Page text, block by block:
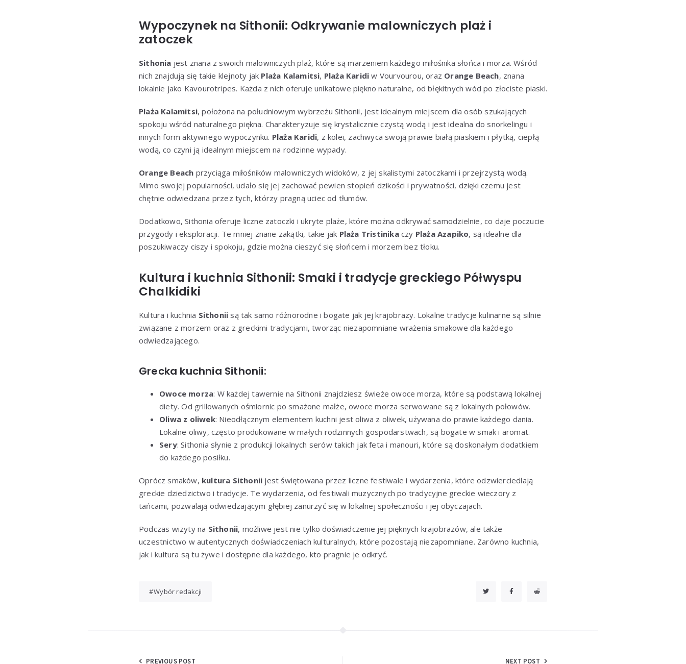
Wypoczynek na Sithonii: Odkrywanie malowniczych plaż i
zatoczek
Sithonia jest znana z swoich malowniczych plaż, które są marzeniem każdego miłośnika słońca i morza. Wśród
nich znajdują się takie klejnoty jak Plaża Kalamitsi, Plaża Karidi w Vourvourou, oraz Orange Beach, znana
lokalnie jako Kavourotripes. Każda z nich oferuje unikatowe piękno naturalne, od błękitnych wód po złociste piaski.
Plaża Kalamitsi, położona na południowym wybrzeżu Sithonii, jest idealnym miejscem dla osób szukających
spokoju wśród naturalnego piękna. Charakteryzuje się krystalicznie czystą wodą i jest idealna do snorkelingu i
innych form aktywnego wypoczynku. Plaża Karidi, z kolei, zachwyca swoją prawie białą piaskiem i płytką, ciepłą
wodą, co czyni ją idealnym miejscem na rodzinne wypady.
Orange Beach przyciąga miłośników malowniczych widoków, z jej skalistymi zatoczkami i przejrzystą wodą.
Mimo swojej popularności, udało się jej zachować pewien stopień dzikości i prywatności, dzięki czemu jest
chętnie odwiedzana przez tych, którzy pragną uciec od tłumów.
Dodatkowo, Sithonia oferuje liczne zatoczki i ukryte plaże, które można odkrywać samodzielnie, co daje poczucie
przygody i eksploracji. Te mniej znane zakątki, takie jak Plaża Tristinikaczy Plaża Azapiko, są idealne dla
poszukiwaczy ciszy i spokoju, gdzie można cieszyć się słońcem i morzem bez tłoku.
Kultura i kuchnia Sithonii: Smaki i tradycje greckiego Półwyspu
Chalkidiki
Kultura i kuchnia Sithonii są tak samo różnorodne i bogate jak jej krajobrazy. Lokalne tradycje kulinarne są silnie
związane z morzem oraz z greckimi tradycjami, tworząc niezapomniane wrażenia smakowe dla każdego
odwiedzającego.
Grecka kuchnia Sithonii:
Owoce morza: W każdej tawernie na Sithonii znajdziesz świeże owoce morza, które są podstawą lokalnej
diety. Od grillowanych ośmiornic po smażone małże, owoce morza serwowane są z lokalnych połowów.
Oliwa z oliwek: Nieodłącznym elementem kuchni jest oliwa z oliwek, używana do prawie każdego dania.
Lokalne oliwy, często produkowane w małych rodzinnych gospodarstwach, są bogate w smak i aromat.
Sery: Sithonia słynie z produkcji lokalnych serów takich jak feta i manouri, które są doskonałym dodatkiem
do każdego posiłku.
Oprócz smaków, kultura Sithonii jest świętowana przez liczne festiwale i wydarzenia, które odzwierciedlają
greckie dziedzictwo i tradycje. Te wydarzenia, od festiwali muzycznych po tradycyjne greckie wieczory z
tańcami, pozwalają odwiedzającym głębiej zanurzyć się w lokalnej społeczności i jej obyczajach.
Podczas wizyty na Sithonii, możliwe jest nie tylko doświadczenie jej pięknych krajobrazów, ale także
uczestnictwo w autentycznych doświadczeniach kulturalnych, które pozostają niezapomniane. Zarówno kuchnia,
jak i kultura są tu żywe i dostępne dla każdego, kto pragnie je odkryć.
Wybór redakcji
PREVIOUS POST NEXT POST